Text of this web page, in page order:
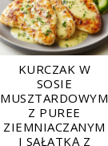
KURCZAK W
SOSIE
MUSZTARDOWYM
Z PUREE
ZIEMNIACZANYM
I SAŁATKĄ Z